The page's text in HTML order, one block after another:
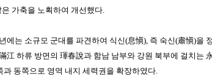
가축을 노획하여 개선했다.
에는 소규모 군대를 파견하여 식신(息愼), 즉 숙신(肅愼)을
江 하류 방면의 琿春說과 함남 남부와 강원 북부에 걸치는
과 동쪽으로 영역 내지 세력권을 확장하였다.